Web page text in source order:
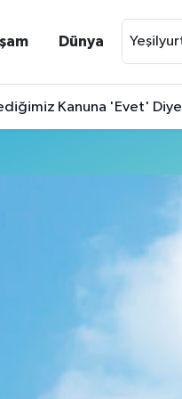
Dünya
Kanuna 'Evet'